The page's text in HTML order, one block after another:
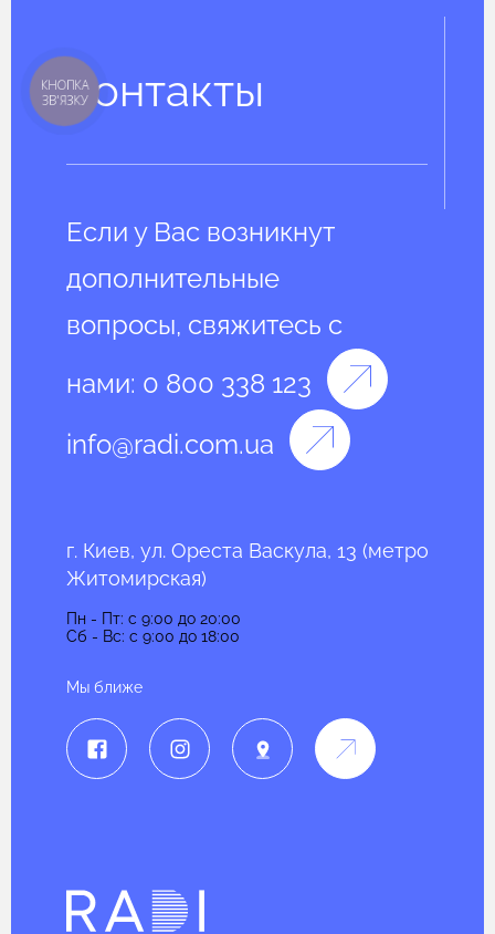
Контакты
Если у Вас возникнут
дополнительные
вопросы, свяжитесь с
нами: 0 800 338 123
info@radi.com.ua
г. Киев, ул. Ореста Васкула, 13 (метро
Житомирская)
Пн - Пт: c 9:00 до 20:00
Сб - Вс: c 9:00 до 18:00
Мы ближе
КНОПКА
ЗВ'ЯЗКУ